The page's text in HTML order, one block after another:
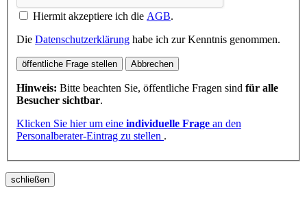
Hiermit akzeptiere ich die AGB.
Die Datenschutzerklärung habe ich zur Kenntnis genommen.
öffentliche Frage stellen Abbrechen
Hinweis: Bitte beachten Sie, öffentliche Fragen sind für alle
Besucher sichtbar.
Klicken Sie hier um eine individuelle Frage an den
Personalberater-Eintrag zu stellen .
schließen